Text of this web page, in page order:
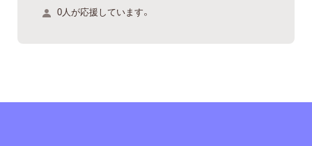
0人が応援しています。